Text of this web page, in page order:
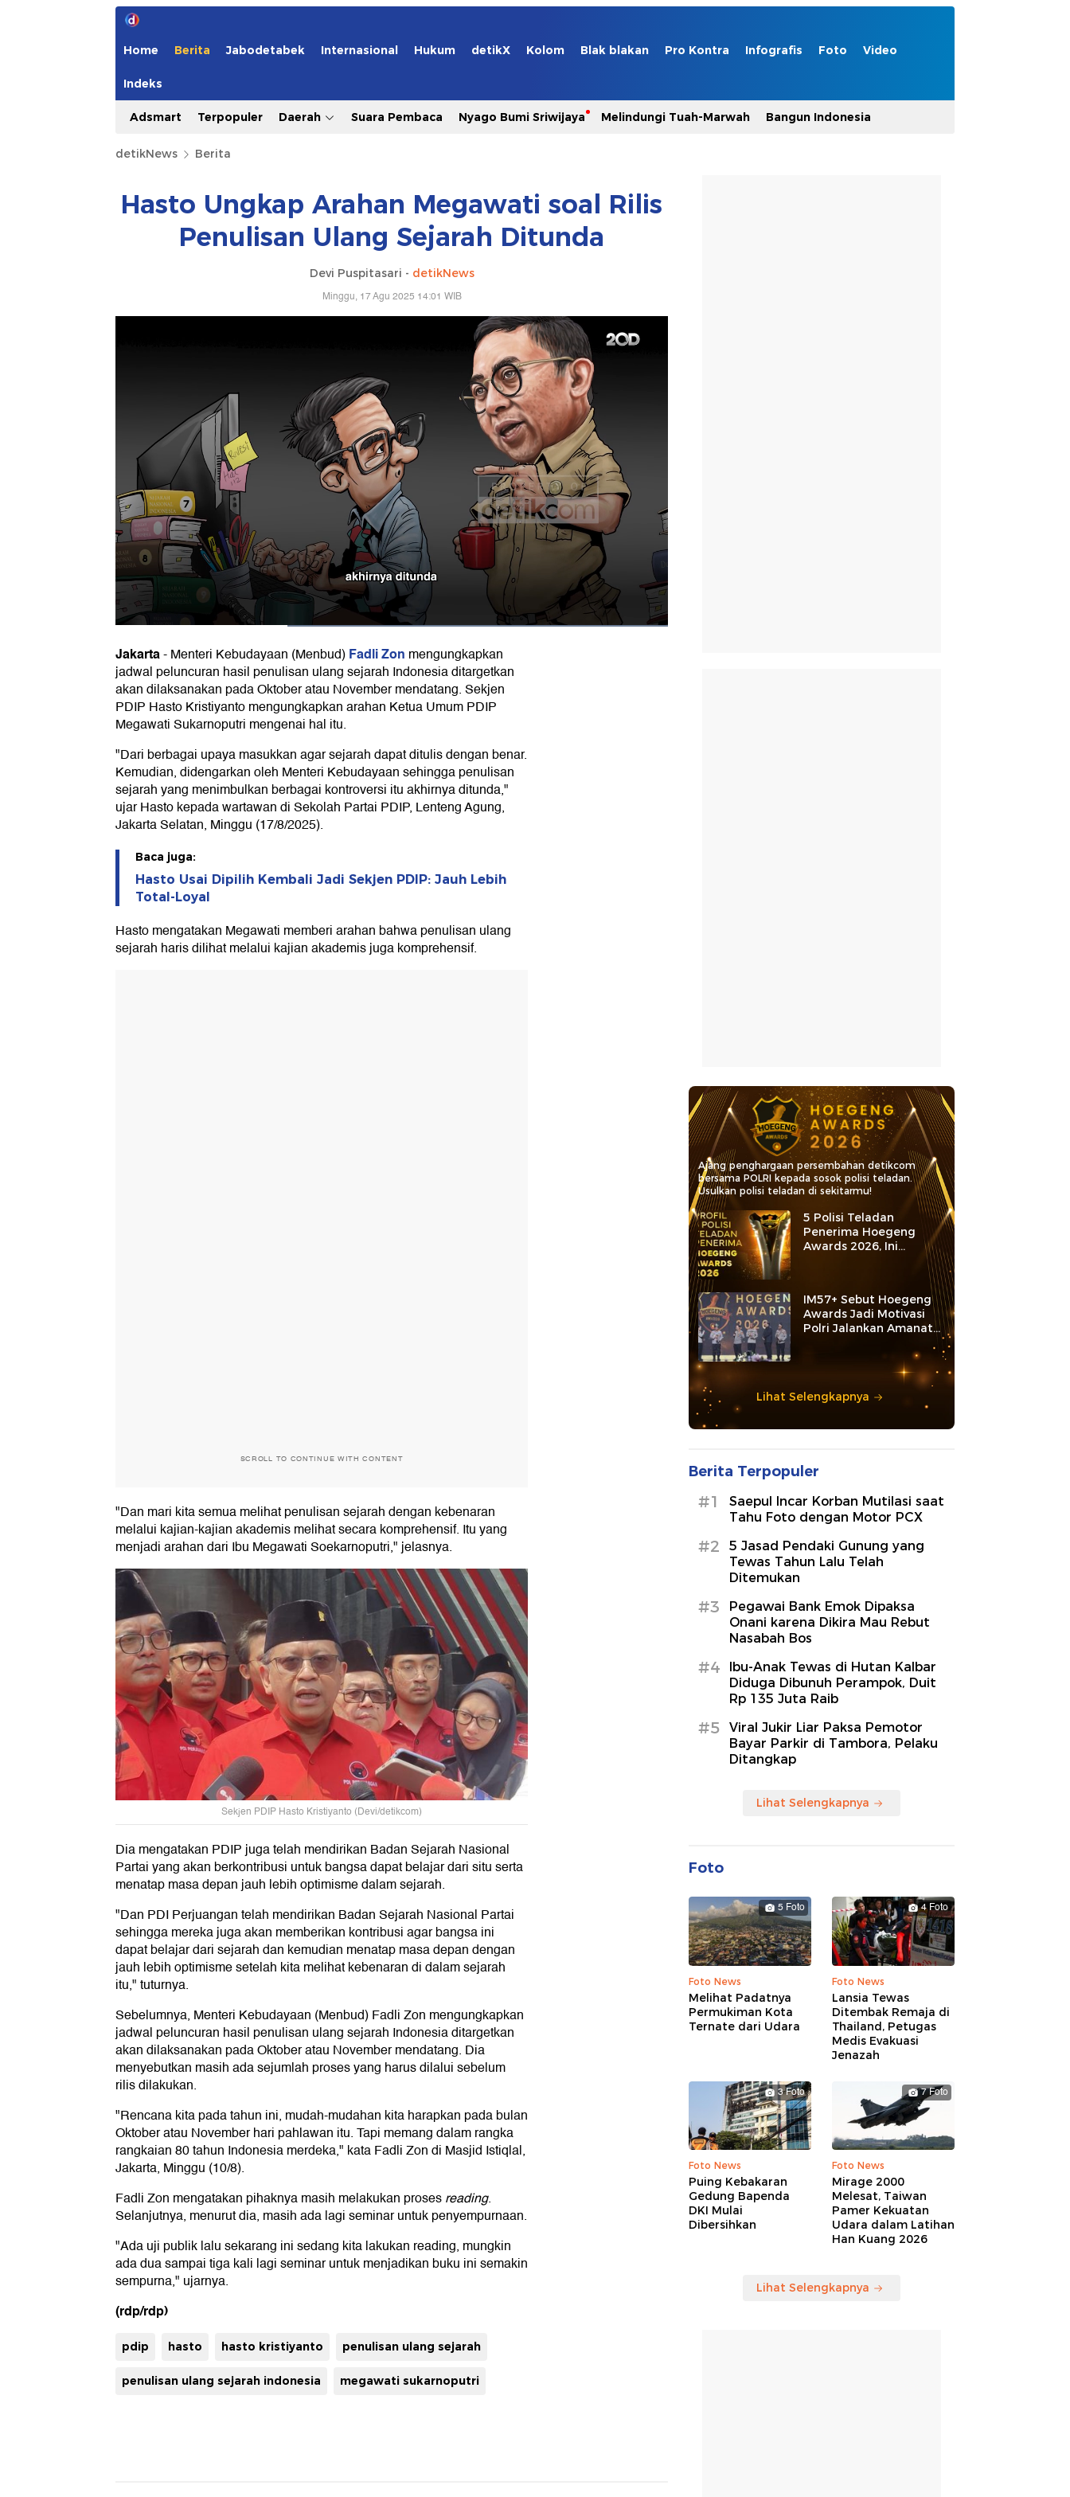
Home Berita Jabodetabek Internasional Hukum detikX Kolom Blak blakan Pro Kontra Infografis Foto Video
Indeks
Adsmart Terpopuler Daerah Suara Pembaca Nyago Bumi Sriwijaya Melindungi Tuah-Marwah Bangun Indonesia
detikNews Berita
Hasto Ungkap Arahan Megawati soal Rilis
Penulisan Ulang Sejarah Ditunda
Devi Puspitasari - detikNews
Minggu, 17 Agu 2025 14:01 WIB
Jakarta-Menteri Kebudayaan (Menbud)Fadli Zon mengungkapkan
jadwal peluncuran hasil penulisan ulang sejarah Indonesia ditargetkan
akan dilaksanakan pada Oktober atau November mendatang. Sekjen
PDIP Hasto Kristiyanto mengungkapkan arahan Ketua Umum PDIP
Megawati Sukarnoputri mengenai hal itu.
"Dari berbagai upaya masukkan agar sejarah dapat ditulis dengan benar.
Kemudian, didengarkan oleh Menteri Kebudayaan sehingga penulisan
sejarah yang menimbulkan berbagai kontroversi itu akhirnya ditunda,"
ujar Hasto kepada wartawan di Sekolah Partai PDIP, Lenteng Agung,
Jakarta Selatan, Minggu (17/8/2025).
Baca juga:
Hasto Usai Dipilih Kembali Jadi Sekjen PDIP: Jauh Lebih
Total-Loyal
Hasto mengatakan Megawati memberi arahan bahwa penulisan ulang
sejarah haris dilihat melalui kajian akademis juga komprehensif.
SCROLL TO CONTINUE WITH CONTENT
"Dan mari kita semua melihat penulisan sejarah dengan kebenaran
melalui kajian-kajian akademis melihat secara komprehensif. Itu yang
menjadi arahan dari Ibu Megawati Soekarnoputri," jelasnya.
Sekjen PDIP Hasto Kristiyanto (Devi/detikcom)
Dia mengatakan PDIP juga telah mendirikan Badan Sejarah Nasional
Partai yang akan berkontribusi untuk bangsa dapat belajar dari situ serta
menatap masa depan jauh lebih optimisme dalam sejarah.
"Dan PDI Perjuangan telah mendirikan Badan Sejarah Nasional Partai
sehingga mereka juga akan memberikan kontribusi agar bangsa ini
dapat belajar dari sejarah dan kemudian menatap masa depan dengan
jauh lebih optimisme setelah kita melihat kebenaran di dalam sejarah
itu," tuturnya.
Sebelumnya, Menteri Kebudayaan (Menbud) Fadli Zon mengungkapkan
jadwal peluncuran hasil penulisan ulang sejarah Indonesia ditargetkan
akan dilaksanakan pada Oktober atau November mendatang. Dia
menyebutkan masih ada sejumlah proses yang harus dilalui sebelum
rilis dilakukan.
"Rencana kita pada tahun ini, mudah-mudahan kita harapkan pada bulan
Oktober atau November hari pahlawan itu. Tapi memang dalam rangka
rangkaian 80 tahun Indonesia merdeka," kata Fadli Zon di Masjid Istiqlal,
Jakarta, Minggu (10/8).
Fadli Zon mengatakan pihaknya masih melakukan prosesreading.
Selanjutnya, menurut dia, masih ada lagi seminar untuk penyempurnaan.
"Ada uji publik lalu sekarang ini sedang kita lakukan reading, mungkin
ada dua sampai tiga kali lagi seminar untuk menjadikan buku ini semakin
sempurna," ujarnya.
(rdp/rdp)
pdip hasto hasto kristiyanto penulisan ulang sejarah
penulisan ulang sejarah indonesia megawati sukarnoputri
Ajang penghargaan persembahan detikcom
bersama POLRI kepada sosok polisi teladan.
Usulkan polisi teladan di sekitarmu!
5 Polisi Teladan
Penerima Hoegeng
Awards 2026, Ini
Kategori dan Kiprahnya
IM57+ Sebut Hoegeng
Awards Jadi Motivasi
Polri Jalankan Amanat
Lihat Selengkapnya
Berita Terpopuler
#1
Saepul Incar Korban Mutilasi saat
Tahu Foto dengan Motor PCX
#2
5 Jasad Pendaki Gunung yang
Tewas Tahun Lalu Telah
Ditemukan
#3
Pegawai Bank Emok Dipaksa
Onani karena Dikira Mau Rebut
Nasabah Bos
#4
Ibu-Anak Tewas di Hutan Kalbar
Diduga Dibunuh Perampok, Duit
Rp 135 Juta Raib
#5
Viral Jukir Liar Paksa Pemotor
Bayar Parkir di Tambora, Pelaku
Ditangkap
Lihat Selengkapnya
Foto
5 Foto
Foto News
Melihat Padatnya
Permukiman Kota
Ternate dari Udara
4 Foto
Foto News
Lansia Tewas
Ditembak Remaja di
Thailand, Petugas
Medis Evakuasi
Jenazah
3 Foto
Foto News
Puing Kebakaran
Gedung Bapenda
DKI Mulai
Dibersihkan
7 Foto
Foto News
Mirage 2000
Melesat, Taiwan
Pamer Kekuatan
Udara dalam Latihan
Han Kuang 2026
Lihat Selengkapnya